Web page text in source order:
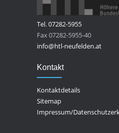
Tel. 07282-5955
Fax 07282-5955-40
info@htl-neufelden.at
Kontakt
Kontaktdetails
Sitemap
Impressum/